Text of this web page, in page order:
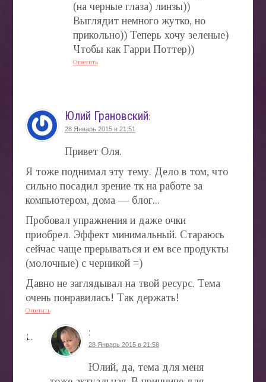
(на черные глаза) линзы))
Выглядит немного жутко, но
прикольно)) Теперь хочу зеленые)
Чтобы как Гарри Поттер))
Ответить
Юлий Грановский:
28 Январь 2015 в 21:51
Привет Оля.
Я тоже поднимал эту тему. Дело в том, что
сильно посадил зрение тк на работе за
компьютером, дома — блог...
Пробовал упражнения и даже очки
приобрел. Эффект минимальный. Стараюсь
сейчас чаще прерываться и ем все продукты
(молочные) с черникой =)
Давно не заглядывал на твой ресурс. Тема
очень понравилась! Так держать!
Ответить
:
28 Январь 2015 в 21:58
Юлий, да, тема для меня